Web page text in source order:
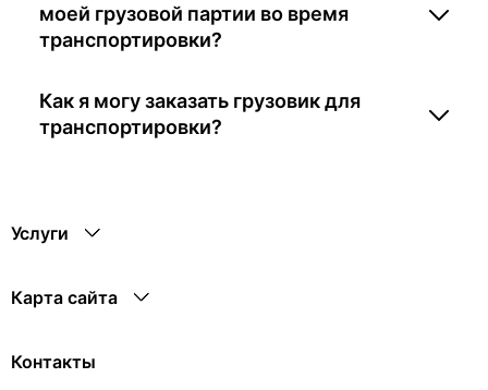
моей грузовой партии во время
транспортировки?
Как я могу заказать грузовик для
транспортировки?
Услуги
Карта сайта
Контакты